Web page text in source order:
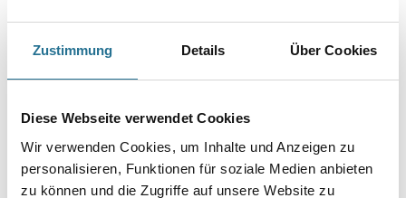
Zustimmung Details Über Cookies
Diese Webseite verwendet Cookies
Wir verwenden Cookies, um Inhalte und Anzeigen zu
personalisieren, Funktionen für soziale Medien anbieten
zu können und die Zugriffe auf unsere Website zu
sehen
sehen
PRODUKTEIGENSCHAFTEN